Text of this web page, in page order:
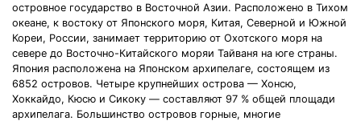
островное государство в Восточной Азии. Расположено в Тихом
океане, к востоку от Японского моря, Китая, Северной и Южной
Кореи, России, занимает территорию от Охотского моря на
севере до Восточно-Китайского моряи Тайваня на юге страны.
Япония расположена на Японском архипелаге, состоящем из
6852 островов. Четыре крупнейших острова — Хонсю,
Хоккайдо, Кюсю и Сикоку — составляют 97 % общей площади
архипелага. Большинство островов горные, многие